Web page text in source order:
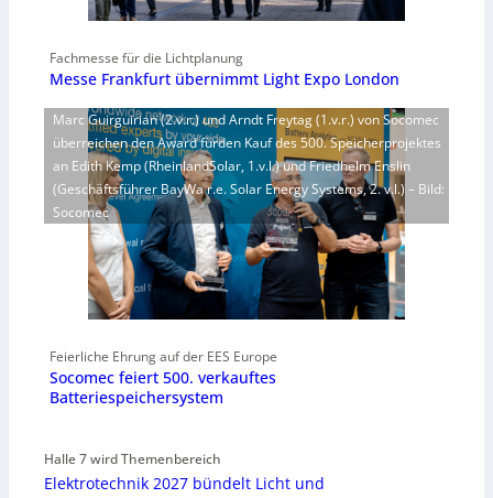
Fachmesse für die Lichtplanung
Messe Frankfurt übernimmt Light Expo London
Marc Guirguirian (2.v.r.) und Arndt Freytag (1.v.r.) von Socomec
überreichen den Award fürden Kauf des 500. Speicherprojektes
an Edith Kemp (RheinlandSolar, 1.v.l.) und Friedhelm Enslin
(Geschäftsführer BayWa r.e. Solar Energy Systems, 2. v.l.) – Bild:
Socomec
Feierliche Ehrung auf der EES Europe
Socomec feiert 500. verkauftes
Batteriespeichersystem
Halle 7 wird Themenbereich
Elektrotechnik 2027 bündelt Licht und